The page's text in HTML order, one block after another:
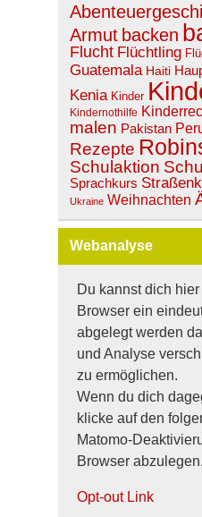
Armut backen
Flucht Flüchtling
Guatemala Haiti
Kenia Kinder
Kindernothilfe
malen Pakistan
Rezepte
Schulaktion
Sprachkurs
Ukraine Weihnachten
Webanalyse
Du kannst dich
Browser ein
abgelegt werden
und Analyse
zu ermöglichen.
Wenn du dich
klicke auf den
Matomo-
Browser abzulegen.
Opt-out Link